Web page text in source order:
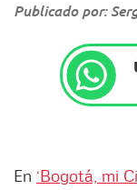
Publicado por:
En ‘Bogotá, mi